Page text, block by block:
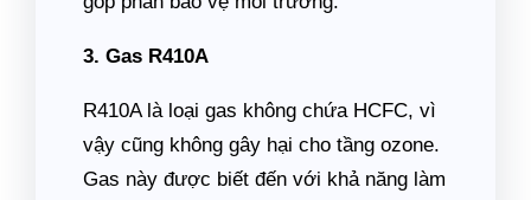
3. Gas R410A
R410A là loại gas không chứa HCFC, vì
vậy cũng không gây hại cho tầng ozone.
Gas này được biết đến với khả năng làm